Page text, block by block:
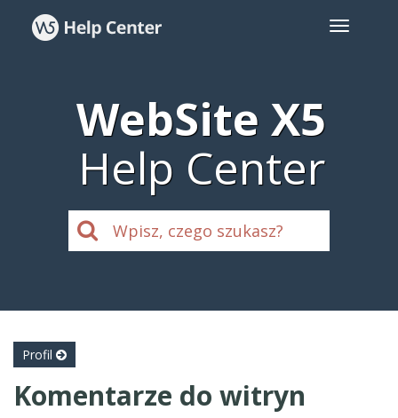
WebSite X5
Help Center
Profil
Komentarze do witryn